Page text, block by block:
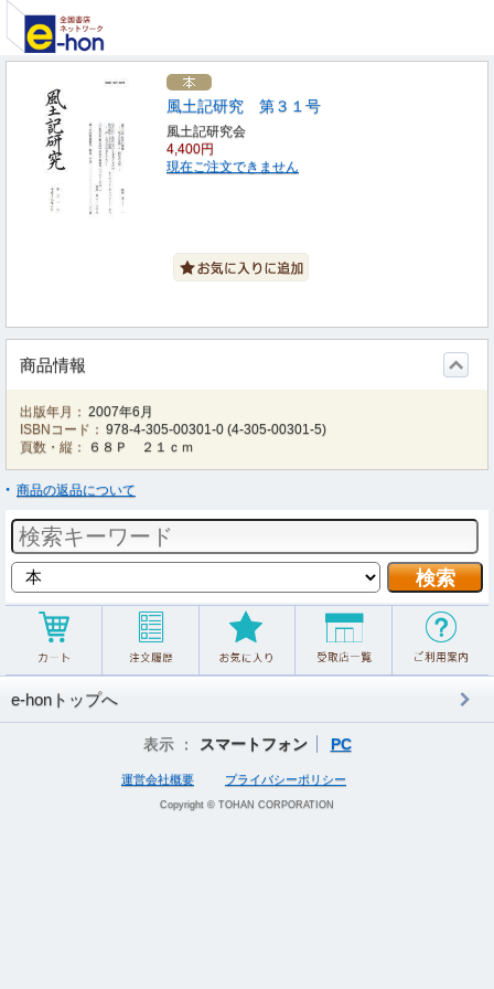
風土記研究 第３１号
風土記研究会
4,400円
現在ご注文できません
商品情報
出版年月： 2007年6月
ISBNコード： 978-4-305-00301-0 (4-305-00301-5)
頁数・縦：
６８Ｐ ２１ｃｍ
商品の返品について
e-honトップへ
表示 ： スマートフォン PC
運営会社概要 プライバシーポリシー
Copyright © TOHAN CORPORATION